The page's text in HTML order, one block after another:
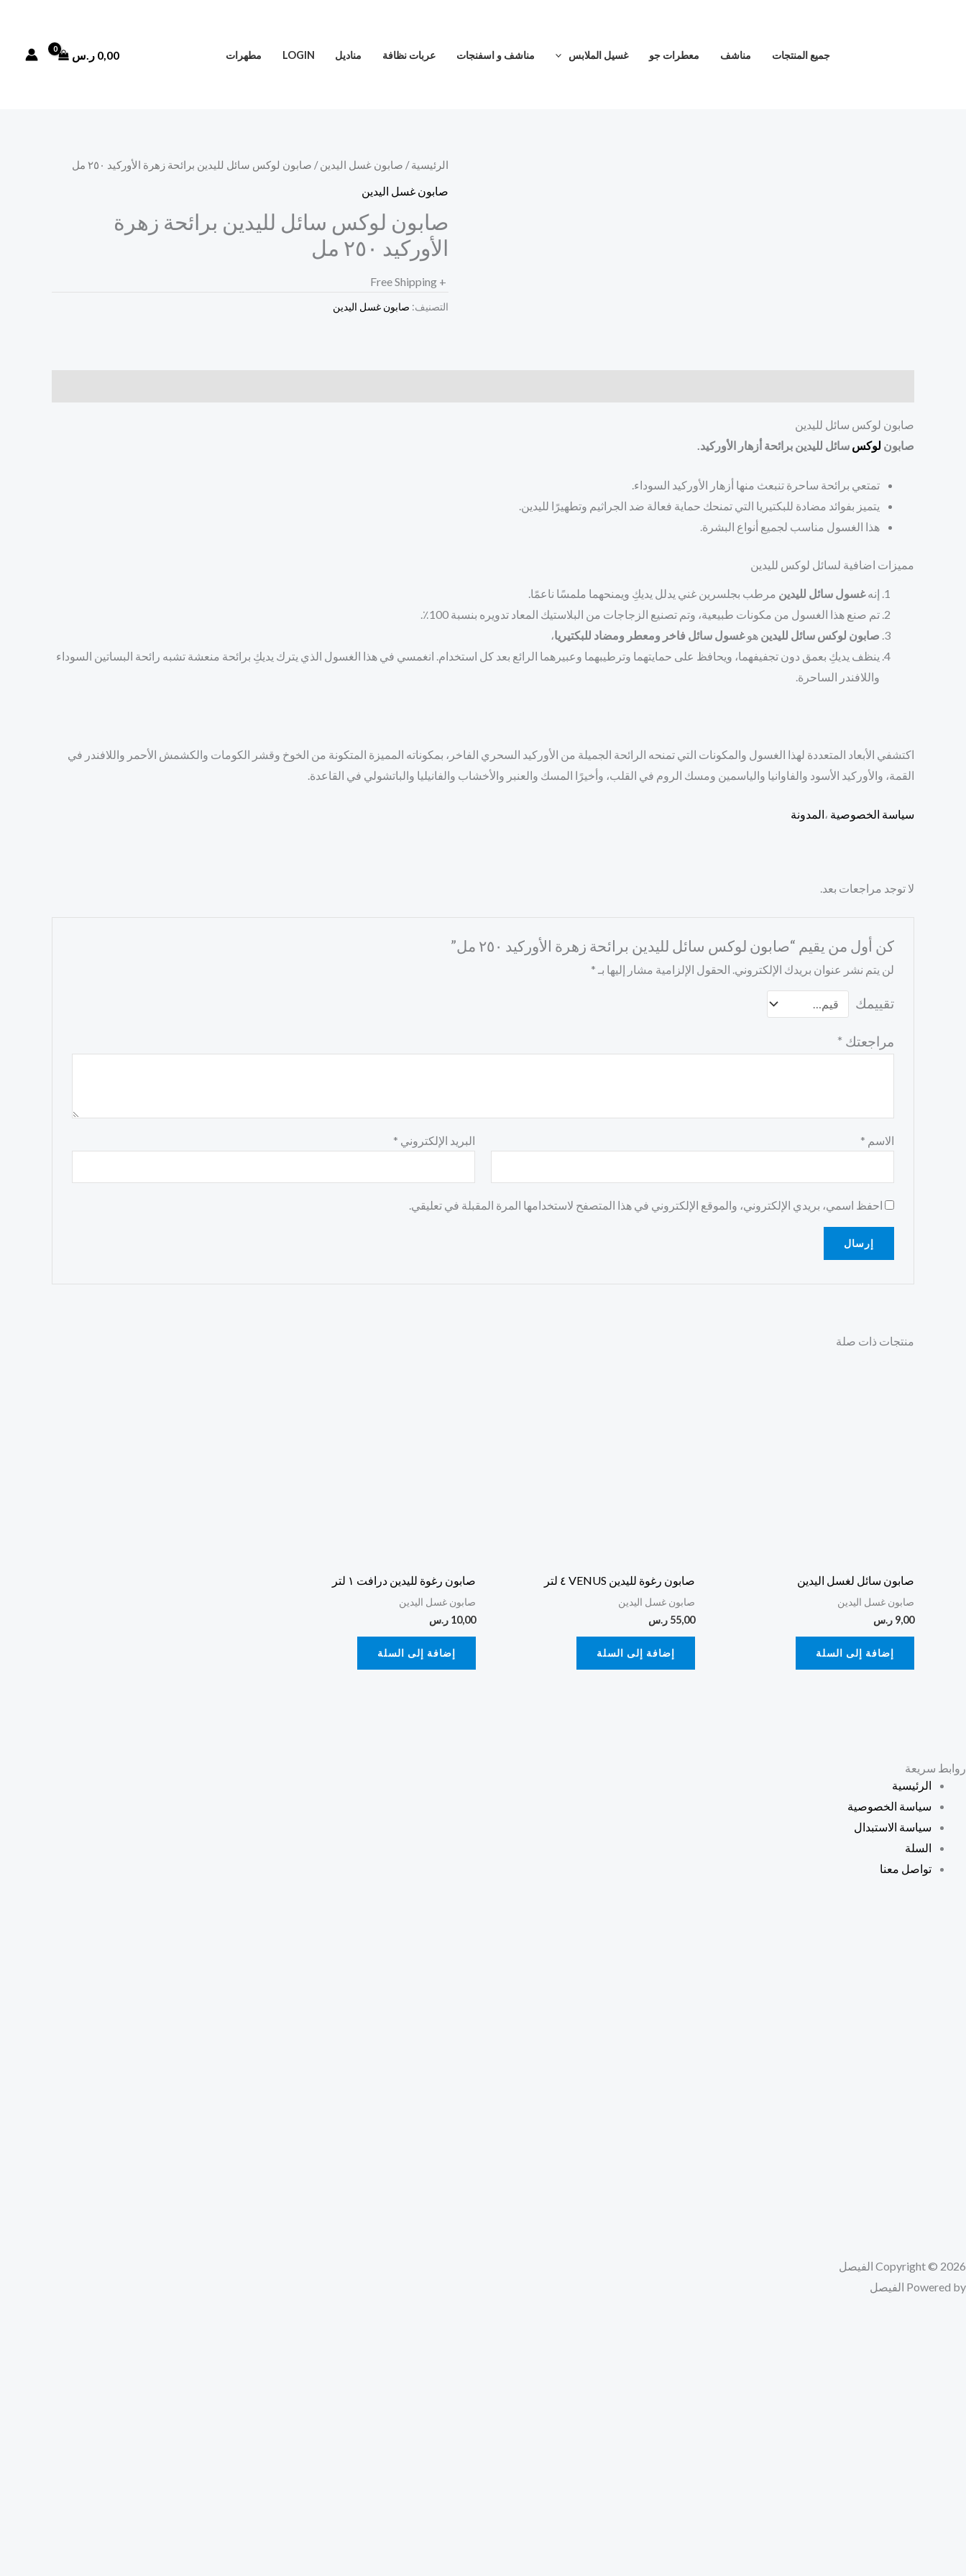
جميع المنتجات مناشف معطرات جو غسيل الملابس مناشف و اسفنجات عربات نظافة مناديل LOGIN مطهرات 0,00 ر.س
الرئيسية/ صابون غسل اليدين/ صابون لوكس سائل لليدين برائحة زهرة الأوركيد ٢٥٠ مل
صابون غسل اليدين
صابون لوكس سائل لليدين برائحة زهرة
الأوركيد ٢٥٠ مل
+ Free Shipping
التصنيف: صابون غسل اليدين
صابون لوكس سائل لليدين
صابون لوكس سائل لليدين برائحة أزهار الأوركيد.
تمتعي برائحة ساحرة تنبعث منها أزهار الأوركيد السوداء.
يتميز بفوائد مضادة للبكتيريا التي تمنحك حماية فعالة ضد الجراثيم وتطهيرًا لليدين.
هذا الغسول مناسب لجميع أنواع البشرة.
مميزات اضافية لسائل لوكس لليدين
إنهغسول سائل لليدين مرطب بجلسرين غني يدلل يديكِ ويمنحهما ملمسًا ناعمًا.
تم صنع هذا الغسول من مكونات طبيعية، وتم تصنيع الزجاجات من البلاستيك المعاد تدويره بنسبة 100٪.
صابون لوكس سائل لليدين هوغسول سائل فاخر ومعطر ومضاد للبكتيريا،
ينظف يديكِ بعمق دون تجفيفهما، ويحافظ على حمايتهما وترطيبهما وعبيرهما الرائع بعد كل استخدام. انغمسي في هذا الغسول الذي يترك يديكِ برائحة منعشة تشبه رائحة البساتين السوداء
واللافندر الساحرة.
اكتشفي الأبعاد المتعددة لهذا الغسول والمكونات التي تمنحه الرائحة الجميلة من الأوركيد السحري الفاخر، بمكوناته المميزة المتكونة من الخوخ وقشر الكومات والكشمش الأحمر واللافندر في
القمة، والأوركيد الأسود والفاوانيا والياسمين ومسك الروم في القلب، وأخيرًا المسك والعنبر والأخشاب والفانيليا والباتشولي في القاعدة.
سياسة الخصوصية ،المدونة
لا توجد مراجعات بعد.
كن أول من يقيم “صابون لوكس سائل لليدين برائحة زهرة الأوركيد ٢٥٠ مل”
لن يتم نشر عنوان بريدك الإلكتروني. الحقول الإلزامية مشار إليها بـ *
تقييمك
مراجعتك *
الاسم * البريد الإلكتروني *
احفظ اسمي، بريدي الإلكتروني، والموقع الإلكتروني في هذا المتصفح لاستخدامها المرة المقبلة في تعليقي.
منتجات ذات صلة
صابون سائل لغسل اليدين
صابون غسل اليدين
9,00 ر.س
إضافة إلى السلة
صابون رغوة لليدين VENUS ٤ لتر
صابون غسل اليدين
55,00 ر.س
إضافة إلى السلة
صابون رغوة لليدين درافت ١ لتر
صابون غسل اليدين
10,00 ر.س
إضافة إلى السلة
روابط سريعة
الرئيسية
سياسة الخصوصية
سياسة الاستبدال
السلة
تواصل معنا
Copyright © 2026 الفيصل
Powered by الفيصل